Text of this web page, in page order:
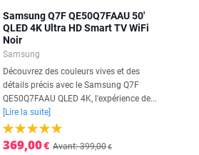
Samsung Q7F QE50Q7FAAU 50'
QLED 4K Ultra HD Smart TV WiFi
Noir
Samsung
Découvrez des couleurs vives et des
détails précis avec le Samsung Q7F
QE50Q7FAAU QLED 4K, l'expérience de...
[Lire la suite]
369,00€ Avant: 399,00€